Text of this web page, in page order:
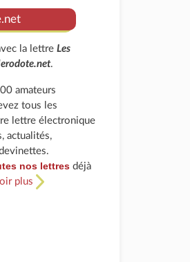
la lettreLes
.
amateurs
tous les
lettre électronique
actualités,
nos lettres déjà
plus